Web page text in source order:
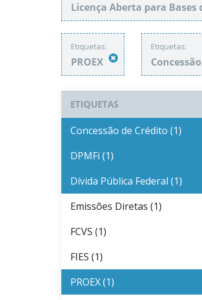
Licença Aberta para Bases
Etiquetas:
PROEX
Etiquetas:
ETIQUETAS
Concessão de Crédito (1)
DPMFi (1)
Dívida Pública Federal (1)
Emissões Diretas (1)
FCVS (1)
FIES (1)
PROEX (1)